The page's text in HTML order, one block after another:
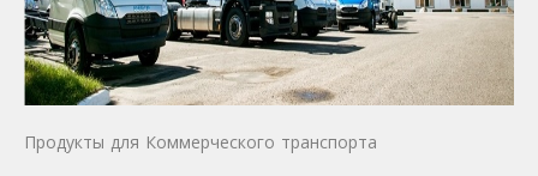
Продукты для Коммерческого транспорта